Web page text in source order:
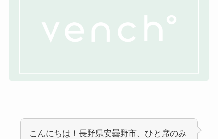
こんにちは！長野県安曇野市、ひと席のみ